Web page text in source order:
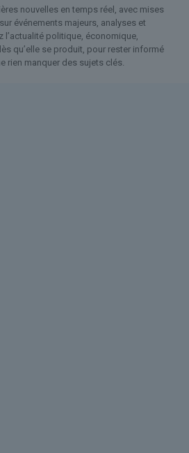
nouvelles en temps réel, avec mises
événements majeurs, analyses et
l’actualité politique, économique,
qu’elle se produit, pour rester informé
rien manquer des sujets clés.